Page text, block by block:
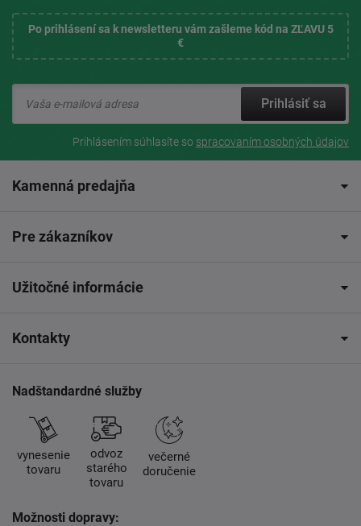
Po prihlásení sa k newsletteru vám zašleme kód na ZĽAVU 5
€
Prihlásiť sa
Prihlásením súhlasíte so spracovaním osobných údajov
Kamenná predajňa
Pre zákazníkov
Užitočné informácie
Kontakty
Nadštandardné služby
vynesenie
tovaru
odvoz
starého
tovaru
večerné
doručenie
Možnosti dopravy: